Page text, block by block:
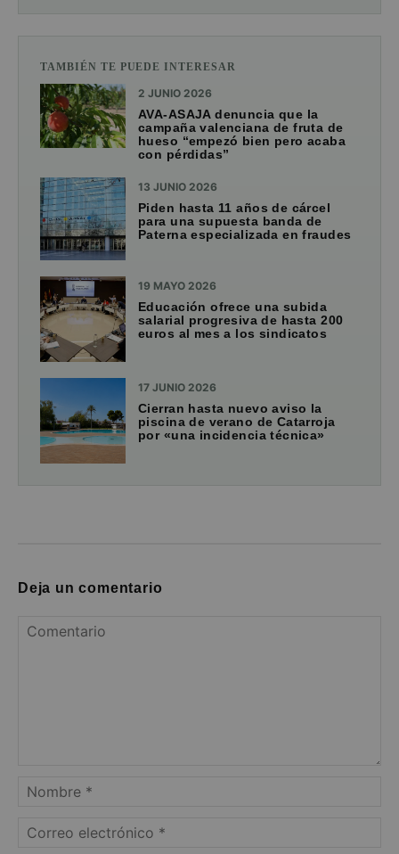
TAMBIÉN TE PUEDE INTERESAR
2 JUNIO 2026
AVA-ASAJA denuncia que la
campaña valenciana de fruta de
hueso “empezó bien pero acaba
con pérdidas”
13 JUNIO 2026
Piden hasta 11 años de cárcel
para una supuesta banda de
Paterna especializada en fraudes
19 MAYO 2026
Educación ofrece una subida
salarial progresiva de hasta 200
euros al mes a los sindicatos
17 JUNIO 2026
Cierran hasta nuevo aviso la
piscina de verano de Catarroja
por «una incidencia técnica»
Deja un comentario